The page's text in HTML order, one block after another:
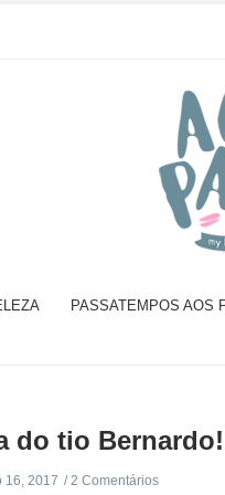
PASSATEMPOS AOS
do tio Bernardo!
16, 2017 2 Comentários